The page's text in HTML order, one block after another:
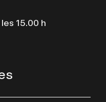
15.00 h